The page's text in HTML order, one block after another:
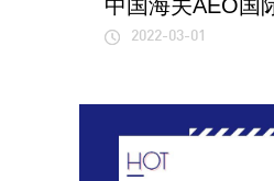
中国海关AEO国
2022-03-01